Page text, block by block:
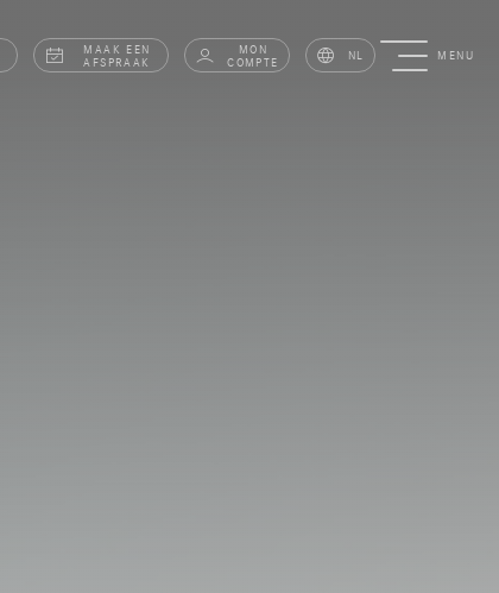
MAAK EEN
AFSPRAAK
MON
COMPTE NL MENU